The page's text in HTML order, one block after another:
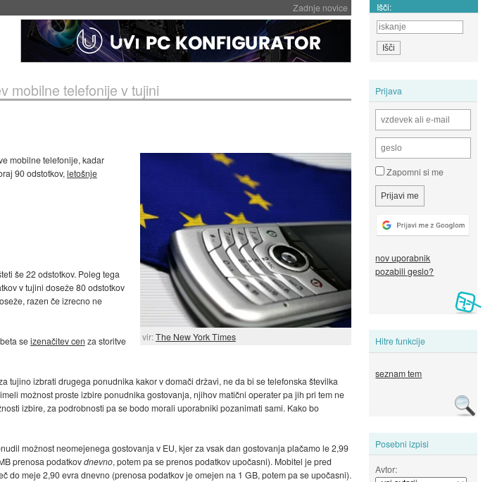
Zadnje novice Išči:
Prijava
Zapomni si me
nov uporabnik
pozabili geslo?
Hitre funkcije
seznam tem
Posebni izpisi
Avtor:
mobilne telefonije v tujini
vir:The New York Times
mobilne telefonije, kadar
90 odstotkov, letošnje
še 22 odstotkov. Poleg tega
v tujini doseže 80 odstotkov
razen če izrecno ne
seizenačitev cen za storitve
tujino izbrati drugega ponudnika kakor v domači državi, ne da bi se telefonska številka
možnost proste izbire ponudnika gostovanja, njihov matični operater pa jih pri tem ne
izbire, za podrobnosti pa se bodo morali uporabniki pozanimati sami. Kako bo
možnost neomejenega gostovanja v EU, kjer za vsak dan gostovanja plačamo le 2,99
prenosa podatkovdnevno, potem pa se prenos podatkov upočasni). Mobitel je pred
meje 2,90 evra dnevno (prenosa podatkov je omejen na 1 GB, potem pa se upočasni).